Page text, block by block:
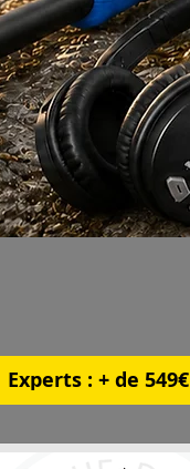
Experts : + de 549€